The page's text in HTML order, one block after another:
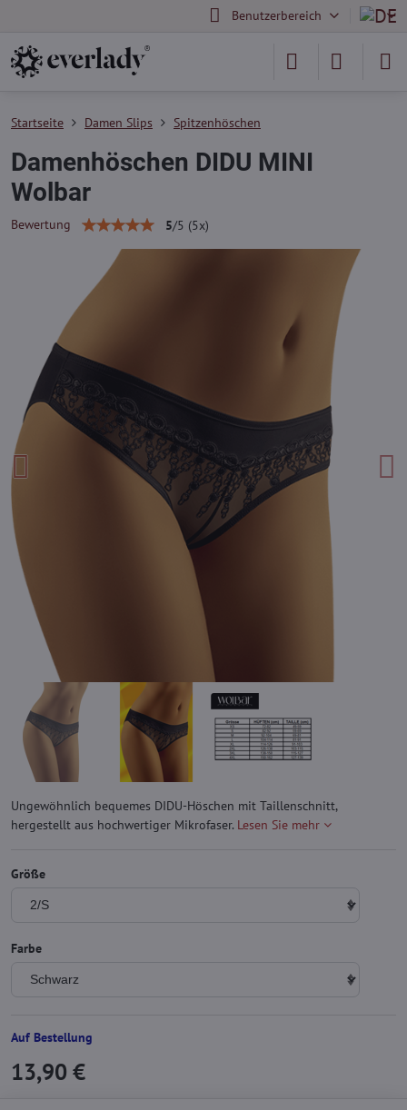
Benutzerbereich
Startseite Damen Slips Spitzenhöschen
Damenhöschen DIDU MINI
Wolbar
Bewertung 5/5 (5x)
Ungewöhnlich bequemes DIDU-Höschen mit Taillenschnitt,
hergestellt aus hochwertiger Mikrofaser. Lesen Sie mehr
Größe
Farbe
Auf Bestellung
13,90 €